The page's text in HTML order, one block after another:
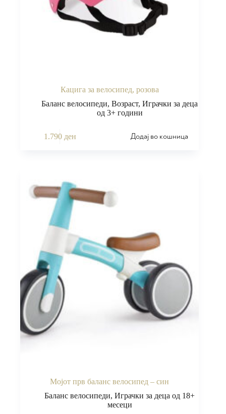
Кацига за велосипед, розова
Баланс велосипеди,Возраст,Играчки за деца
од 3+ години
1.790 ден Додај во кошница
Мојот прв баланс велосипед – син
Баланс велосипеди,Играчки за деца од 18+
месеци